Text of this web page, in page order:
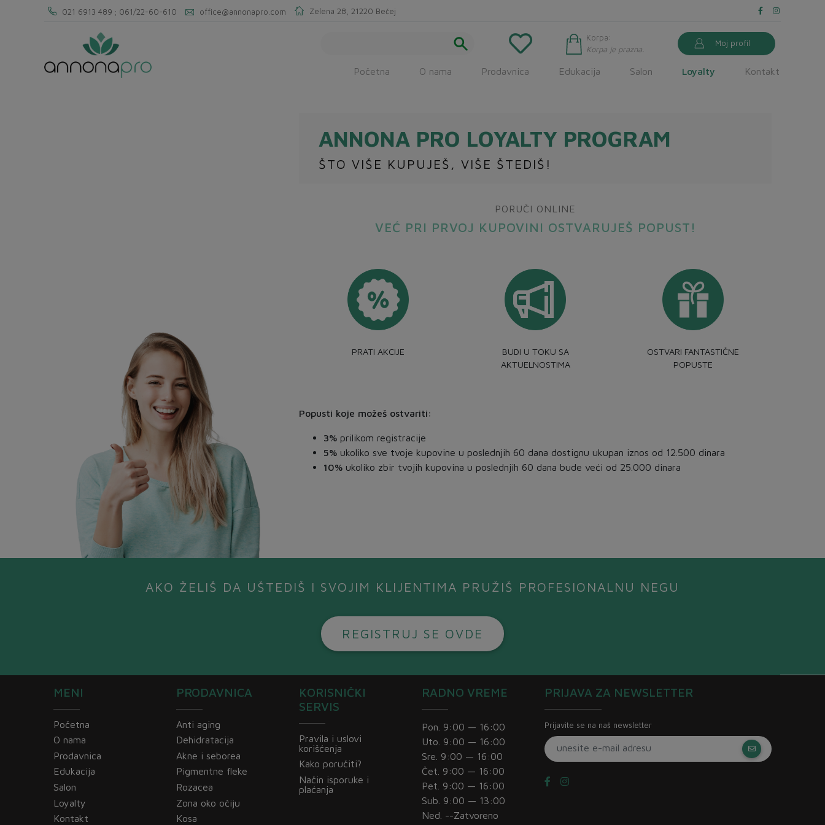
021 6913 489 ; 061/22-60-610 office@annonapro.com Zelena 28, 21220 Bečej
Korpa:
Korpa je prazna.
Moj profil
Početna O nama Prodavnica Edukacija Salon Loyalty Kontakt
ANNONA PRO LOYALTY PROGRAM
ŠTO VIŠE KUPUJEŠ, VIŠE ŠTEDIŠ!
PORUČI ONLINE
VEĆ PRI PRVOJ KUPOVINI OSTVARUJEŠ POPUST!
PRATI AKCIJE
BUDI U TOKU SA
AKTUELNOSTIMA
OSTVARI FANTASTIČNE
POPUSTE
Popusti koje možeš ostvariti:
3% prilikom registracije
5% ukoliko sve tvoje kupovine u poslednjih 60 dana dostignu ukupan iznos od 12.500 dinara
10% ukoliko zbir tvojih kupovina u poslednjih 60 dana bude veći od 25.000 dinara
AKO ŽELIŠ DA UŠTEDIŠ I SVOJIM KLIJENTIMA PRUŽIŠ PROFESIONALNU NEGU
REGISTRUJ SE OVDE
MENI
Početna
O nama
Prodavnica
Edukacija
Salon
Loyalty
Kontakt
PRODAVNICA
Anti aging
Dehidratacija
Akne i seborea
Pigmentne fleke
Rozacea
Zona oko očiju
Kosa
KORISNIČKI
SERVIS
Pravila i uslovi
korišćenja
Kako poručiti?
Način isporuke i
plaćanja
RADNO VREME
Pon. 9:00 — 16:00
Uto. 9:00 — 16:00
Sre. 9:00 — 16:00
Čet. 9:00 — 16:00
Pet. 9:00 — 16:00
Sub. 9:00 — 13:00
Ned. --Zatvoreno
PRIJAVA ZA NEWSLETTER
Prijavite se na naš newsletter